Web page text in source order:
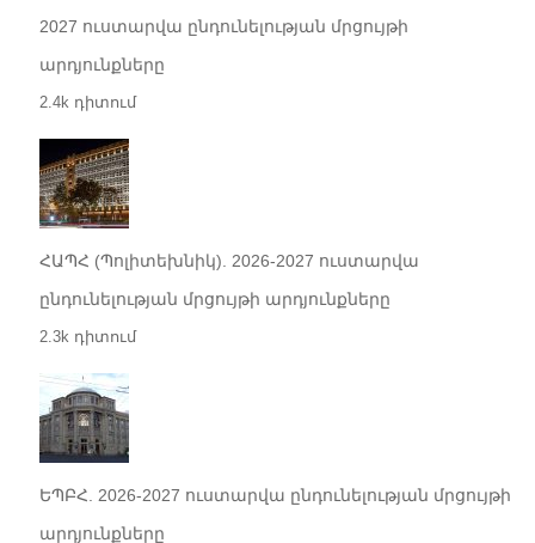
2027 ուստարվա ընդունելության մրցույթի
արդյունքները
2.4k դիտում
ՀԱՊՀ (Պոլիտեխնիկ). 2026-2027 ուստարվա
ընդունելության մրցույթի արդյունքները
2.3k դիտում
ԵՊԲՀ. 2026-2027 ուստարվա ընդունելության մրցույթի
արդյունքները